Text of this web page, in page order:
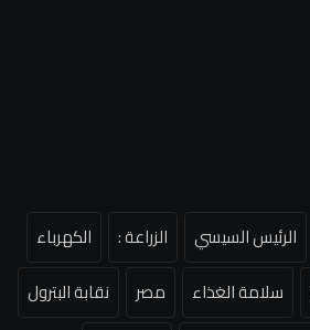
الرئيس السيسي الزراعة :
الكهرباء
سلامة الغذاء مصر
نقابة البترول